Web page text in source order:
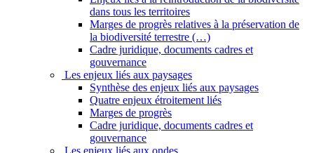
dans tous les territoires
Marges de progrès relatives à la préservation de
la biodiversité terrestre (…)
Cadre juridique, documents cadres et
gouvernance
Les enjeux liés aux paysages
Synthèse des enjeux liés aux paysages
Quatre enjeux étroitement liés
Marges de progrès
Cadre juridique, documents cadres et
gouvernance
Les enjeux liés aux ondes